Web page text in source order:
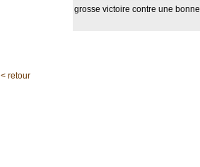
grosse victoire contre une
< retour